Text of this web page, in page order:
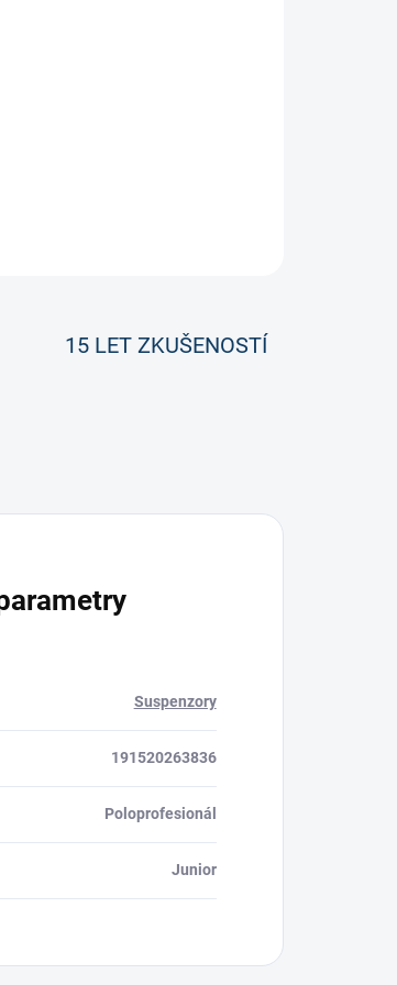
(2019/2020)Oblíbený
15 LET ZKUŠENOSTÍ
Suspenzory
191520263836
Poloprofesionál
Junior